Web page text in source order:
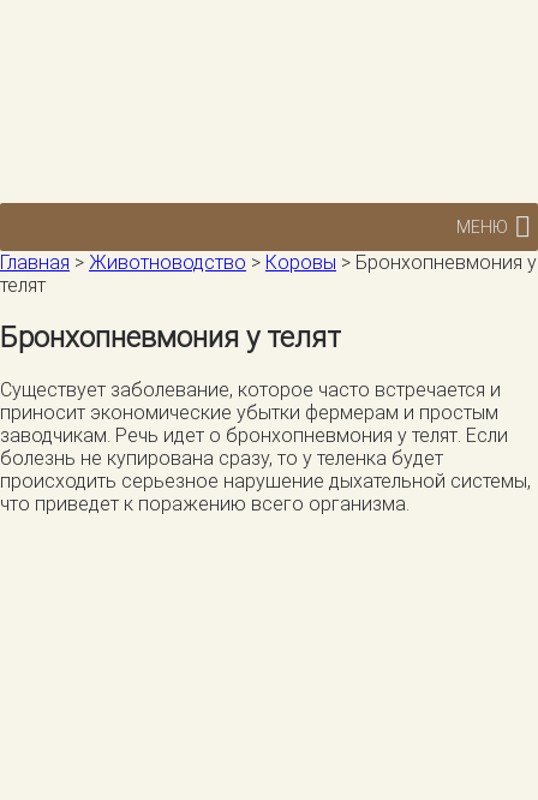
МЕНЮ
Главная > Животноводство > Коровы > Бронхопневмония у
телят
Бронхопневмония у телят
Существует заболевание, которое часто встречается и
приносит экономические убытки фермерам и простым
заводчикам. Речь идет о бронхопневмония у телят. Если
болезнь не купирована сразу, то у теленка будет
происходить серьезное нарушение дыхательной системы,
что приведет к поражению всего организма.